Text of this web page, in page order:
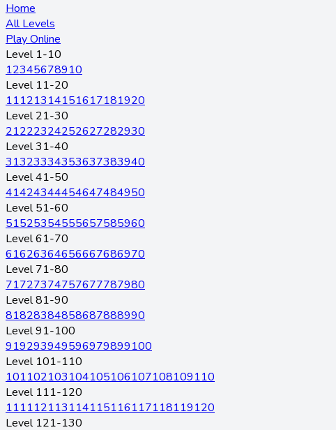
Home
All Levels
Play Online
Level 1-10
12345678910
Level 11-20
11121314151617181920
Level 21-30
21222324252627282930
Level 31-40
31323334353637383940
Level 41-50
41424344454647484950
Level 51-60
51525354555657585960
Level 61-70
61626364656667686970
Level 71-80
71727374757677787980
Level 81-90
81828384858687888990
Level 91-100
919293949596979899100
Level 101-110
101102103104105106107108109110
Level 111-120
111112113114115116117118119120
Level 121-130